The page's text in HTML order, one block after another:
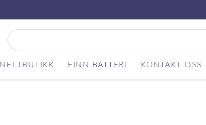
NETTBUTIKK FINN BATTERI KONTAKT OSS